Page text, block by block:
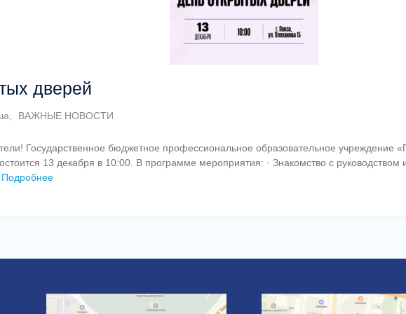
дверей
ВАЖНЫЕ НОВОСТИ
Государственное бюджетное профессиональное образовательное учреждение
13 декабря в 10:00. В программе мероприятия: · Знакомство с
Подробнее